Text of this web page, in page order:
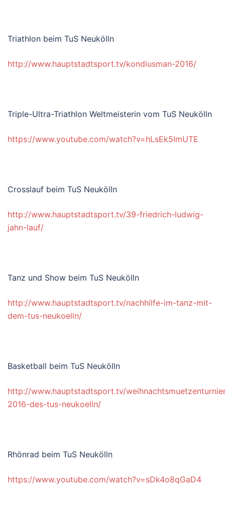
Triathlon beim TuS Neukölln
http://www.hauptstadtsport.tv/kondiusman-2016/
Triple-Ultra-Triathlon Weltmeisterin vom TuS Neukölln
https://www.youtube.com/watch?v=hLsEk5ImUTE
Crosslauf beim TuS Neukölln
http://www.hauptstadtsport.tv/39-friedrich-ludwig-
jahn-lauf/
Tanz und Show beim TuS Neukölln
http://www.hauptstadtsport.tv/nachhilfe-im-tanz-mit-
dem-tus-neukoelln/
Basketball beim TuS Neukölln
http://www.hauptstadtsport.tv/
2016-des-tus-neukoelln/
Rhönrad beim TuS Neukölln
https://www.youtube.com/watch?v=sDk4o8qGaD4